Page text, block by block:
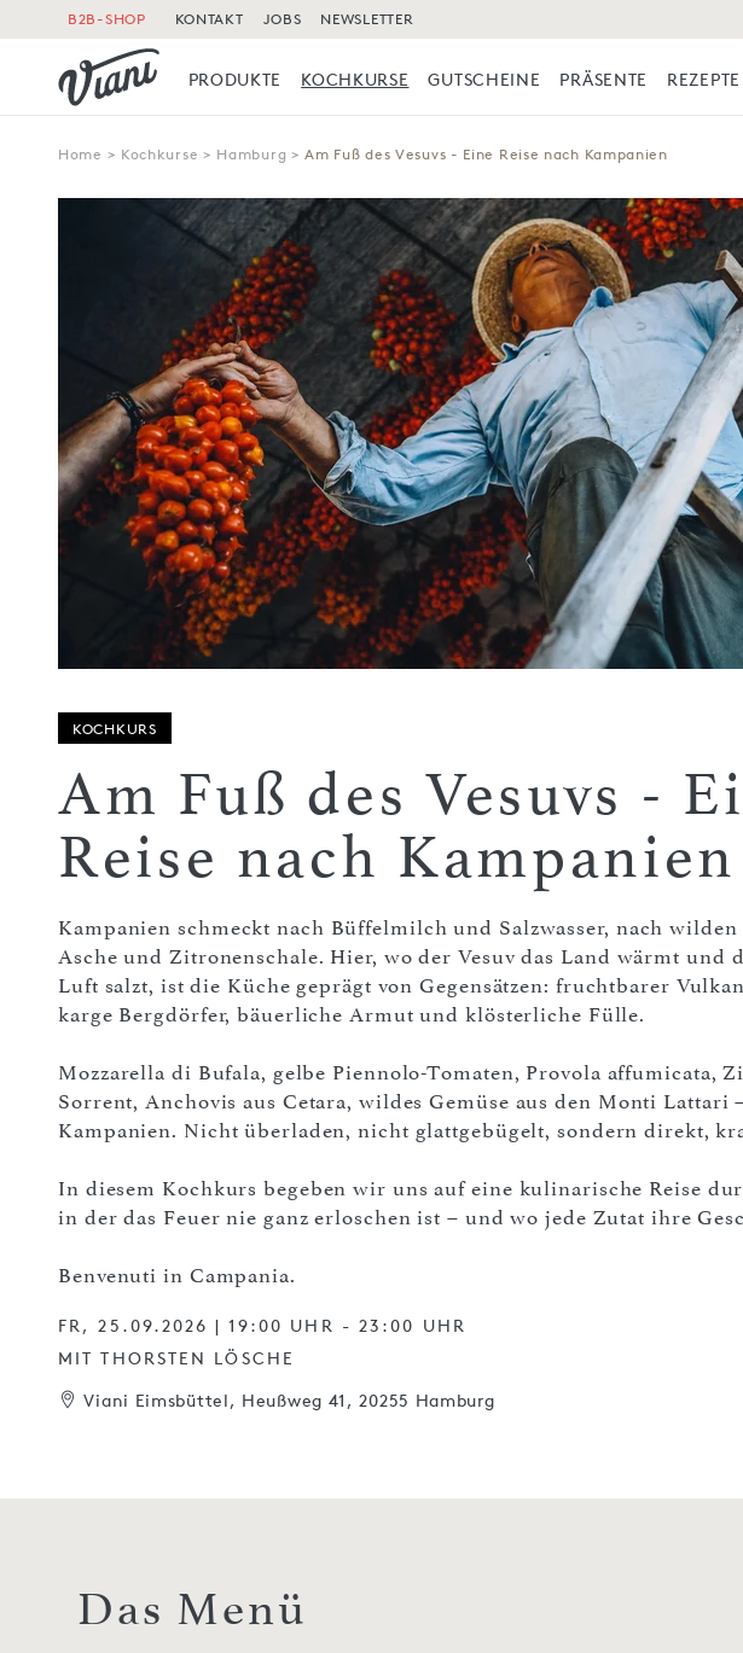
B2B-SHOP KONTAKT JOBS NEWSLETTER
PRODUKTE KOCHKURSE GUTSCHEINE PRÄSENTE REZEPTE
Home > Kochkurse > Hamburg >Am Fuß des Vesuvs - Eine Reise nach Kampanien
KOCHKURS
Am Fuß des Vesuvs -
Reise nach Kampanien
Kampanien schmeckt nach Büffelmilch und Salzwasser, nach
Asche und Zitronenschale. Hier, wo der Vesuv das Land wärmt und
Luft salzt, ist die Küche geprägt von Gegensätzen: fruchtbarer
karge Bergdörfer, bäuerliche Armut und klösterliche Fülle.
Mozzarella di Bufala, gelbe Piennolo-Tomaten, Provola affumicata,
Sorrent, Anchovis aus Cetara, wildes Gemüse aus den Monti Lattari
Kampanien. Nicht überladen, nicht glattgebügelt, sondern direkt,
In diesem Kochkurs begeben wir uns auf eine kulinarische Reise
in der das Feuer nie ganz erloschen ist – und wo jede Zutat ihre
Benvenuti in Campania.
FR, 25.09.2026 | 19:00 UHR - 23:00 UHR
MIT THORSTEN LÖSCHE
Viani Eimsbüttel, Heußweg 41, 20255 Hamburg
Das Menü